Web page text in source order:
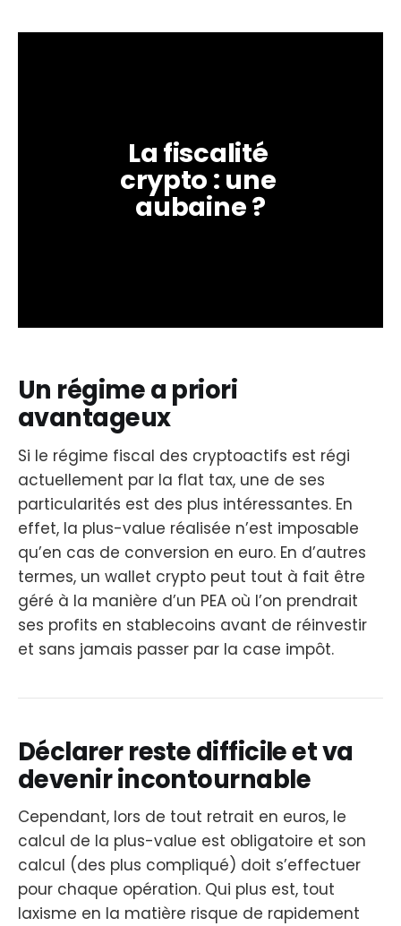
La fiscalité
crypto : une
aubaine ?
Un régime a priori
avantageux
Si le régime fiscal des cryptoactifs est régi
actuellement par la flat tax, une de ses
particularités est des plus intéressantes. En
effet, la plus-value réalisée n’est imposable
qu’en cas de conversion en euro. En d’autres
termes, un wallet crypto peut tout à fait être
géré à la manière d’un PEA où l’on prendrait
ses profits en stablecoins avant de réinvestir
et sans jamais passer par la case impôt.
Déclarer reste difficile et va
devenir incontournable
Cependant, lors de tout retrait en euros, le
calcul de la plus-value est obligatoire et son
calcul (des plus compliqué) doit s’effectuer
pour chaque opération. Qui plus est, tout
laxisme en la matière risque de rapidement